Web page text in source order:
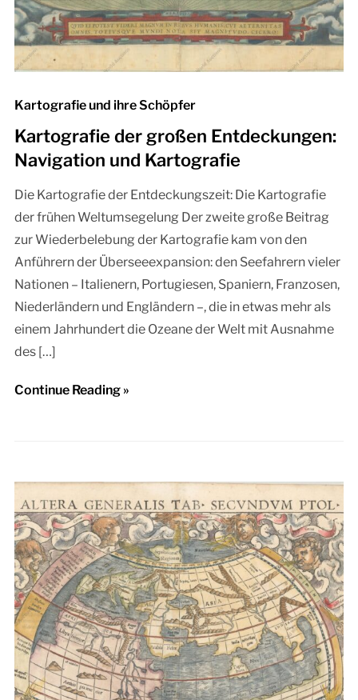
Kartografie und ihre Schöpfer
Kartografie der großen Entdeckungen:
Navigation und Kartografie
Die Kartografie der Entdeckungszeit: Die Kartografie
der frühen Weltumsegelung Der zweite große Beitrag
zur Wiederbelebung der Kartografie kam von den
Anführern der Überseeexpansion: den Seefahrern vieler
Nationen – Italienern, Portugiesen, Spaniern, Franzosen,
Niederländern und Engländern –, die in etwas mehr als
einem Jahrhundert die Ozeane der Welt mit Ausnahme
des […]
Continue Reading »